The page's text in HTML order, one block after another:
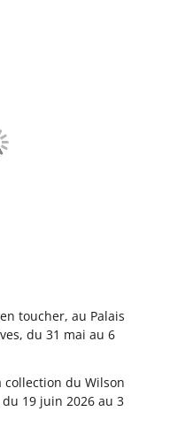
toucher, au Palais
du 31 mai au 6
collection du Wilson
19 juin 2026 au 3